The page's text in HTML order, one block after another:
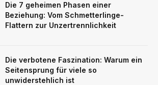
Die 7 geheimen Phasen einer
Beziehung: Vom Schmetterlinge-
Flattern zur Unzertrennlichkeit
Die verbotene Faszination: Warum ein
Seitensprung für viele so
unwiderstehlich ist